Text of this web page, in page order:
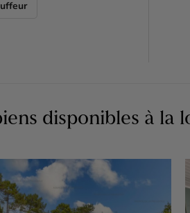
disponibles à la